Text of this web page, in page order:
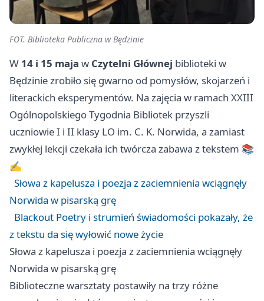
FOT. Biblioteka Publiczna w Będzinie
W 14 i 15 maja w Czytelni Głównej biblioteki w
Będzinie zrobiło się gwarno od pomysłów, skojarzeń i
literackich eksperymentów. Na zajęcia w ramach XXIII
Ogólnopolskiego Tygodnia Bibliotek przyszli
uczniowie I i II klasy LO im. C. K. Norwida, a zamiast
zwykłej lekcji czekała ich twórcza zabawa z tekstem 📚
✍️
Słowa z kapelusza i poezja z zaciemnienia wciągnęły
Norwida w pisarską grę
Blackout Poetry i strumień świadomości pokazały, że
z tekstu da się wyłowić nowe życie
Słowa z kapelusza i poezja z zaciemnienia wciągnęły
Norwida w pisarską grę
Biblioteczne warsztaty postawiły na trzy różne